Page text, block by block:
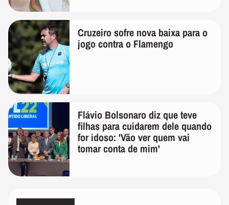
Cruzeiro sofre nova baixa para o
jogo contra o Flamengo
Flávio Bolsonaro diz que teve
filhas para cuidarem dele quando
for idoso: 'Vão ver quem vai
tomar conta de mim'